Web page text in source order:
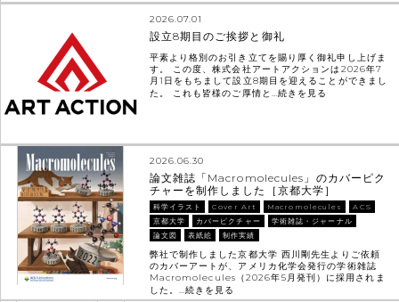
2026.07.01
設立8期目のご挨拶と御礼
平素より格別のお引き立てを賜り厚く御礼申し上げま
す。 この度、株式会社アートアクションは2026年7
月1日をもちまして設立8期目を迎えることができまし
た。 これも皆様のご厚情と…続きを見る
2026.06.30
論文雑誌「Macromolecules」のカバーピク
チャーを制作しました［京都大学］
科学イラスト Cover Art Macromolecules
ACS
京都大学
カバーピクチャー
学術雑誌・ジャーナル
論文図
表紙絵 制作実績
弊社で制作しました京都大学 西川剛先生よりご依頼
のカバーアートが、アメリカ化学会発行の学術雑誌
Macromolecules（2026年5月発刊）に採用されま
した。…続きを見る